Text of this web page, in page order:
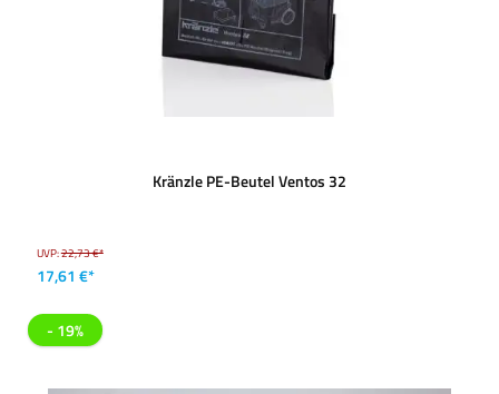
Kränzle PE-Beutel Ventos 32
UVP:22,73 €*
17,61 €*
- 19%